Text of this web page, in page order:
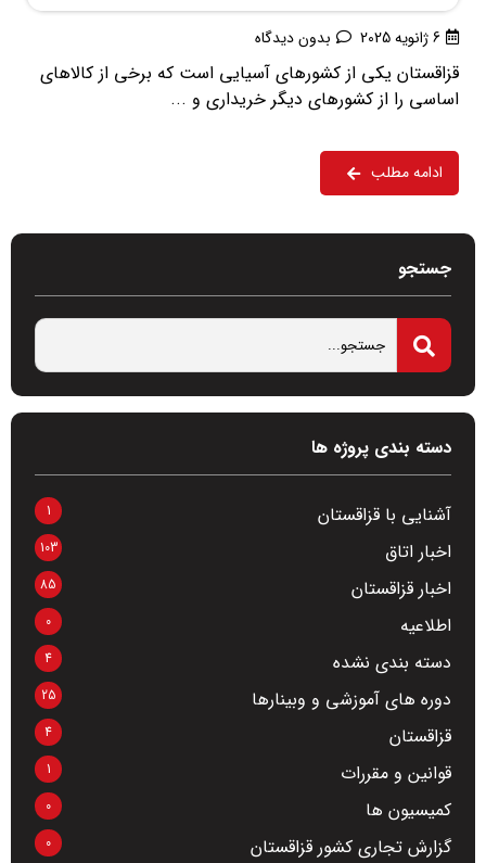
6 ژانویه 2025 بدون دیدگاه
قزاقستان یکی از کشورهای آسیایی است که برخی از کالاهای
اساسی را از کشورهای دیگر خریداری و ...
ادامه مطلب
جستجو
دسته بندی پروژه ها
آشنایی با قزاقستان 1
اخبار اتاق 103
اخبار قزاقستان 85
اطلاعیه 0
دسته بندی نشده 4
دوره های آموزشی و وبینارها 25
قزاقستان 4
قوانین و مقررات 1
کمیسیون ها 0
گزارش تجاری کشور قزاقستان 0